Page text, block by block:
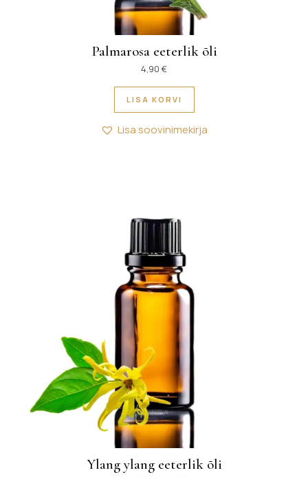
Palmarosa eeterlik õli
4,90 €
LISA KORVI
Lisa soovinimekirja
Ylang ylang eeterlik õli